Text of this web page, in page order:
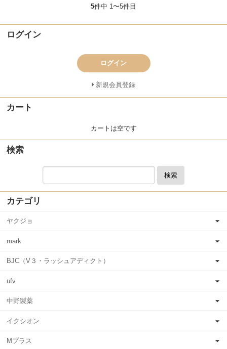
5件中 1〜5件目
ログイン
ログイン
新規会員登録
カート
カートは空です
検索
検索
カテゴリ
ヤクジョ
mark
BJC（V３・ラッシュアディクト）
ufv
中野製薬
イクシオン
Mプラス